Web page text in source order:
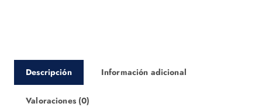
Descripción Información adicional
Valoraciones (0)